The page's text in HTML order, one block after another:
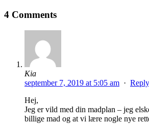
4 Comments
Kia
september 7, 2019 at 5:05 am · Reply
Hej,
Jeg er vild med din madplan – jeg
billige mad og at vi lære nogle nye